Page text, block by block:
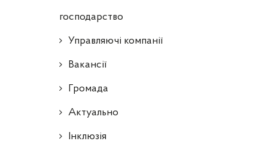
господарство
Управляючі компанії
Ваканcії
Громада
Актуально
Інклюзія